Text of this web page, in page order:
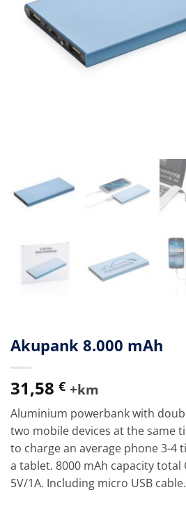
Akupank 8.000 mAh
31,58 € +km
Aluminium powerbank with
two mobile devices at the same
to charge an average phone 3-4
a tablet. 8000 mAh capacity
5V/1A. Including micro USB cable.